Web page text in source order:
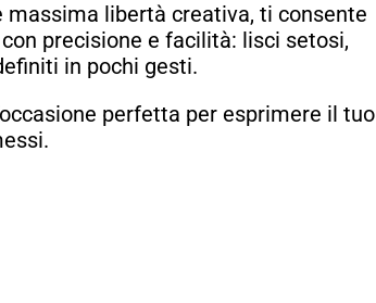
libertà creativa, ti consente
precisione e facilità: lisci setosi,
in pochi gesti.
perfetta per esprimere il tuo